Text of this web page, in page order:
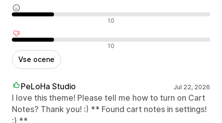
Nevtralne ocene 10
Negativne ocene 10
Vse ocene
PeLoHa Studio Jul 22, 2026
I love this theme! Please tell me how to turn on Cart
Notes? Thank you! :) ** Found cart notes in settings!
:) **